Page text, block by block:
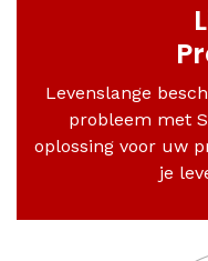
Levenslange
probleem met
oplossing voor uw
je